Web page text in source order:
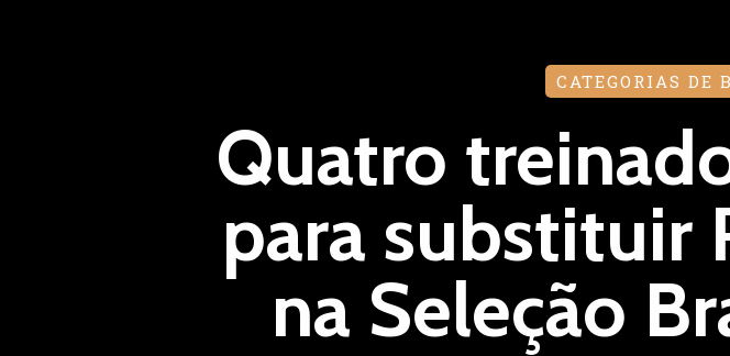
CATEGORIAS DE
Quatro
para substituir
na Seleção